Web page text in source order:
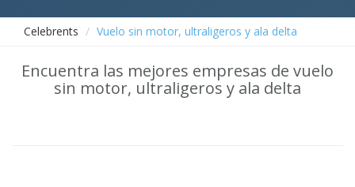
Celebrents Vuelo sin motor, ultraligeros y ala delta
Encuentra las mejores empresas de vuelo
sin motor, ultraligeros y ala delta